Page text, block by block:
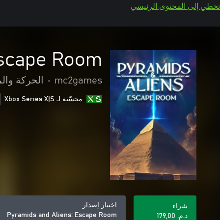
تخطي إلى المحتوى الرئيسي
Room
mc2games
• الحركة
محسّنة لـ Xbox Series X|S
شراء
د.م.‏ 179,00
اختيار إصدار
Pyramids and Aliens: Escape Room